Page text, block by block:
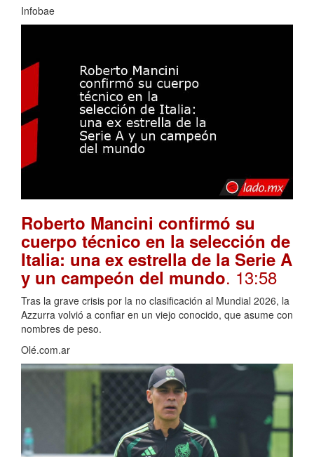
Infobae
Roberto Mancini confirmó su
cuerpo técnico en la selección de
Italia: una ex estrella de la Serie A
y un campeón del mundo. 13:58
Tras la grave crisis por la no clasificación al Mundial 2026, la
Azzurra volvió a confiar en un viejo conocido, que asume con
nombres de peso.
Olé.com.ar